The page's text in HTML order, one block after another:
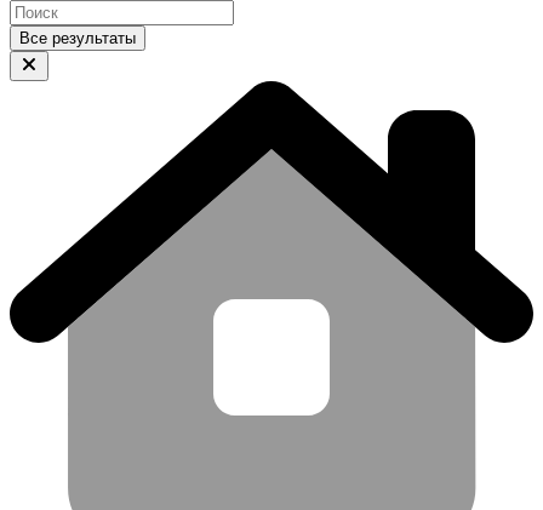
Все результаты